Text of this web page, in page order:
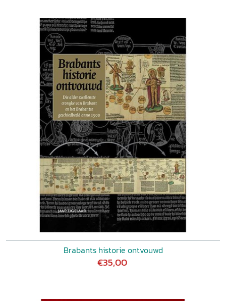
Brabants historie ontvouwd
€35,00